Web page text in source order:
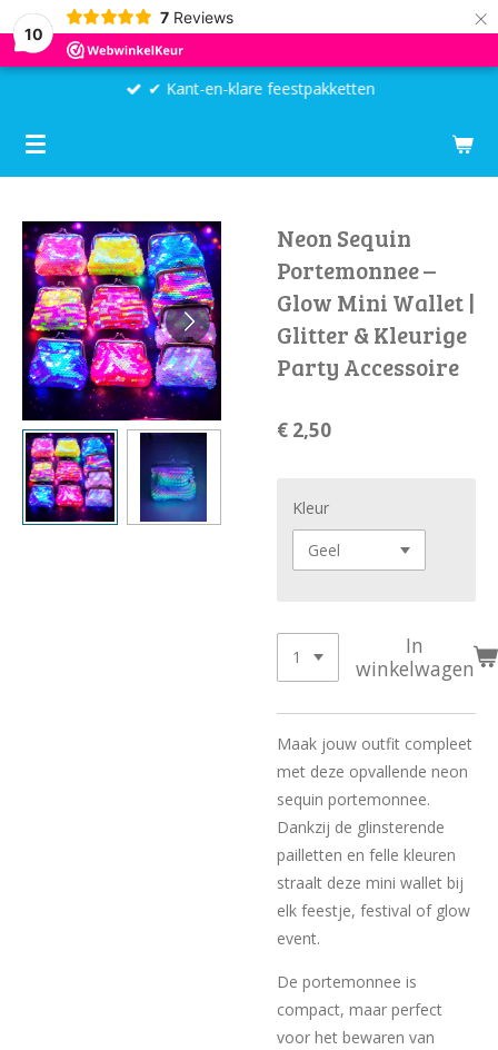
10
7 Reviews ×
✔ Kant-en-klare feestpakketten
Neon Sequin
Portemonnee –
Glow Mini Wallet |
Glitter & Kleurige
Party Accessoire
€ 2,50
Kleur
In
winkelwagen
Maak jouw outfit compleet
met deze opvallende neon
sequin portemonnee.
Dankzij de glinsterende
pailletten en felle kleuren
straalt deze mini wallet bij
elk feestje, festival of glow
event.
De portemonnee is
compact, maar perfect
voor het bewaren van